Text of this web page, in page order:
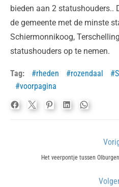
bieden aan 2 statushouders..
de gemeente met de minste
Schiermonnikoog,
statushouders op te nemen.
Tag: rheden rozendaal
voorpagina
navigatiePrevious
Het veerpontje tussen